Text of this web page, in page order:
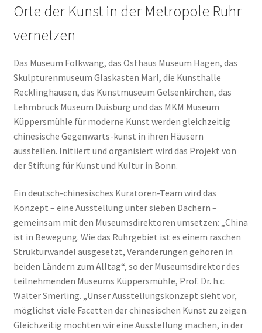
Orte der Kunst in der Metropole Ruhr
vernetzen
Das Museum Folkwang, das Osthaus Museum Hagen, das
Skulpturenmuseum Glaskasten Marl, die Kunsthalle
Recklinghausen, das Kunstmuseum Gelsenkirchen, das
Lehmbruck Museum Duisburg und das MKM Museum
Küppersmühle für moderne Kunst werden gleichzeitig
chinesische Gegenwarts-kunst in ihren Häusern
ausstellen. Initiiert und organisiert wird das Projekt von
der Stiftung für Kunst und Kultur in Bonn.
Ein deutsch-chinesisches Kuratoren-Team wird das
Konzept – eine Ausstellung unter sieben Dächern –
gemeinsam mit den Museumsdirektoren umsetzen: „China
ist in Bewegung. Wie das Ruhrgebiet ist es einem raschen
Strukturwandel ausgesetzt, Veränderungen gehören in
beiden Ländern zum Alltag“, so der Museumsdirektor des
teilnehmenden Museums Küppersmühle, Prof. Dr. h.c.
Walter Smerling. „Unser Ausstellungskonzept sieht vor,
möglichst viele Facetten der chinesischen Kunst zu zeigen.
Gleichzeitig möchten wir eine Ausstellung machen, in der